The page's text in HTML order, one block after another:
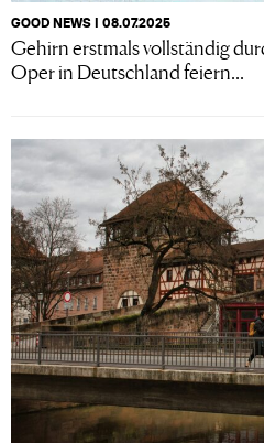
GOOD NEWS I 08.07.2025
Gehirn erstmals vollständig
Oper in Deutschland feiern...